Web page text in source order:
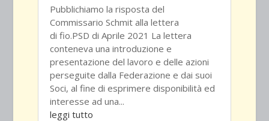
Pubblichiamo la risposta del
Commissario Schmit alla lettera
di fio.PSD di Aprile 2021 La lettera
conteneva una introduzione e
presentazione del lavoro e delle azioni
perseguite dalla Federazione e dai suoi
Soci, al fine di esprimere disponibilità ed
interesse ad una...
leggi tutto